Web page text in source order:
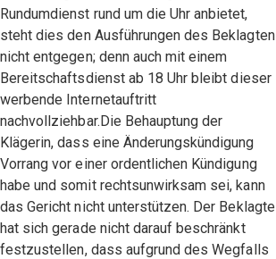
Rundumdienst rund um die Uhr anbietet,
steht dies den Ausführungen des Beklagten
nicht entgegen; denn auch mit einem
Bereitschaftsdienst ab 18 Uhr bleibt dieser
werbende Internetauftritt
nachvollziehbar.Die Behauptung der
Klägerin, dass eine Änderungskündigung
Vorrang vor einer ordentlichen Kündigung
habe und somit rechtsunwirksam sei, kann
das Gericht nicht unterstützen. Der Beklagte
hat sich gerade nicht darauf beschränkt
festzustellen, dass aufgrund des Wegfalls